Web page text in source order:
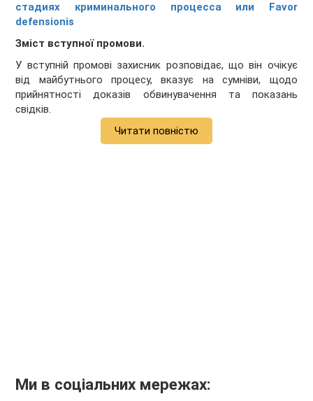
стадиях криминального процесса или Favor
defensionis
Зміст вступної промови.
У вступній промові захисник розповідає, що він очікує
від майбутнього процесу, вказує на сумніви, щодо
прийнятності доказів обвинувачення та показань
свідків.
Читати повністю
Ми в соціальних мережах: